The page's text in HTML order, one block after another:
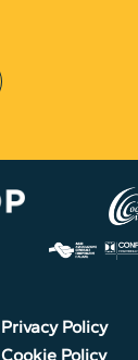
Privacy Policy
Cookie Policy